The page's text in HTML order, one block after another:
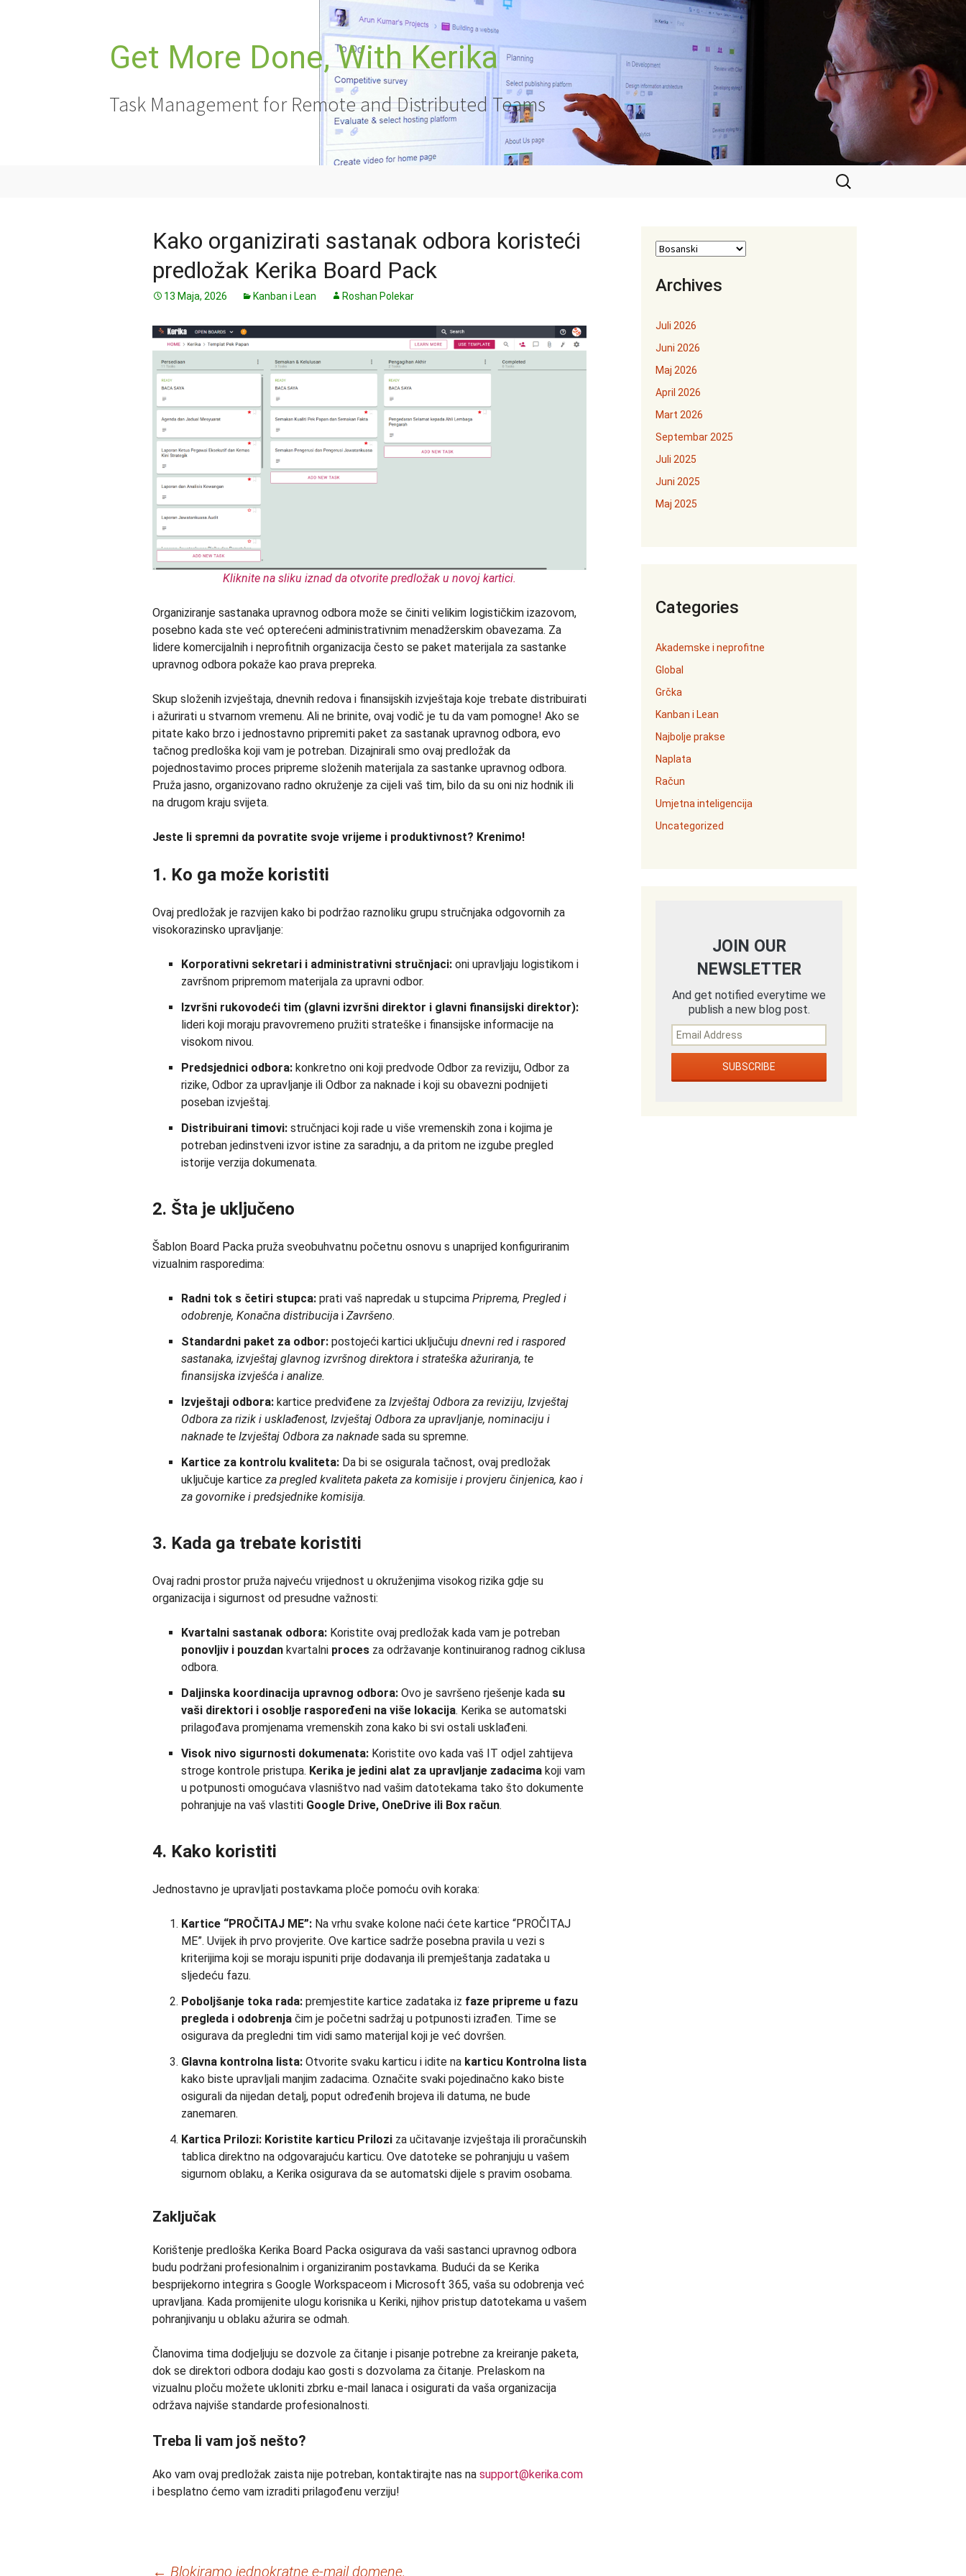
Get More Done, With Kerika
Task Management for Remote and Distributed Teams
Pretraga:
Kako organizirati sastanak odbora koristeći
predložak Kerika Board Pack
13 Maja, 2026 Kanban i Lean Roshan Polekar
Kliknite na sliku iznad da otvorite predložak u novoj kartici.
Organiziranje sastanaka upravnog odbora može se činiti velikim logističkim izazovom,
posebno kada ste već opterećeni administrativnim menadžerskim obavezama. Za
lidere komercijalnih i neprofitnih organizacija često se paket materijala za sastanke
upravnog odbora pokaže kao prava prepreka.
Skup složenih izvještaja, dnevnih redova i finansijskih izvještaja koje trebate distribuirati
i ažurirati u stvarnom vremenu. Ali ne brinite, ovaj vodič je tu da vam pomogne! Ako se
pitate kako brzo i jednostavno pripremiti paket za sastanak upravnog odbora, evo
tačnog predloška koji vam je potreban. Dizajnirali smo ovaj predložak da
pojednostavimo proces pripreme složenih materijala za sastanke upravnog odbora.
Pruža jasno, organizovano radno okruženje za cijeli vaš tim, bilo da su oni niz hodnik ili
na drugom kraju svijeta.
Jeste li spremni da povratite svoje vrijeme i produktivnost? Krenimo!
1. Ko ga može koristiti
Ovaj predložak je razvijen kako bi podržao raznoliku grupu stručnjaka odgovornih za
visokorazinsko upravljanje:
Korporativni sekretari i administrativni stručnjaci: oni upravljaju logistikom i
završnom pripremom materijala za upravni odbor.
Izvršni rukovodeći tim (glavni izvršni direktor i glavni finansijski direktor):
lideri koji moraju pravovremeno pružiti strateške i finansijske informacije na
visokom nivou.
Predsjednici odbora: konkretno oni koji predvode Odbor za reviziju, Odbor za
rizike, Odbor za upravljanje ili Odbor za naknade i koji su obavezni podnijeti
poseban izvještaj.
Distribuirani timovi: stručnjaci koji rade u više vremenskih zona i kojima je
potreban jedinstveni izvor istine za saradnju, a da pritom ne izgube pregled
istorije verzija dokumenata.
2. Šta je uključeno
Šablon Board Packa pruža sveobuhvatnu početnu osnovu s unaprijed konfiguriranim
vizualnim rasporedima:
Radni tok s četiri stupca: prati vaš napredak u stupcima Priprema, Pregled i
odobrenje, Konačna distribucija i Završeno.
Standardni paket za odbor: postojeći kartici uključuju dnevni red i raspored
sastanaka, izvještaj glavnog izvršnog direktora i strateška ažuriranja, te
finansijska izvješća i analize.
Izvještaji odbora: kartice predviđene za Izvještaj Odbora za reviziju, Izvještaj
Odbora za rizik i usklađenost, Izvještaj Odbora za upravljanje, nominaciju i
naknade te Izvještaj Odbora za naknade sada su spremne.
Kartice za kontrolu kvaliteta: Da bi se osigurala tačnost, ovaj predložak
uključuje kartice za pregled kvaliteta paketa za komisije i provjeru činjenica, kao i
za govornike i predsjednike komisija.
3. Kada ga trebate koristiti
Ovaj radni prostor pruža najveću vrijednost u okruženjima visokog rizika gdje su
organizacija i sigurnost od presudne važnosti:
Kvartalni sastanak odbora: Koristite ovaj predložak kada vam je potreban
ponovljiv i pouzdan kvartalni proces za održavanje kontinuiranog radnog ciklusa
odbora.
Daljinska koordinacija upravnog odbora: Ovo je savršeno rješenje kada su
vaši direktori i osoblje raspoređeni na više lokacija. Kerika se automatski
prilagođava promjenama vremenskih zona kako bi svi ostali usklađeni.
Visok nivo sigurnosti dokumenata: Koristite ovo kada vaš IT odjel zahtijeva
stroge kontrole pristupa. Kerika je jedini alat za upravljanje zadacima koji vam
u potpunosti omogućava vlasništvo nad vašim datotekama tako što dokumente
pohranjuje na vaš vlastiti Google Drive, OneDrive ili Box račun.
4. Kako koristiti
Jednostavno je upravljati postavkama ploče pomoću ovih koraka:
Kartice “PROČITAJ ME”: Na vrhu svake kolone naći ćete kartice “PROČITAJ
ME”. Uvijek ih prvo provjerite. Ove kartice sadrže posebna pravila u vezi s
kriterijima koji se moraju ispuniti prije dodavanja ili premještanja zadataka u
sljedeću fazu.
Poboljšanje toka rada: premjestite kartice zadataka iz faze pripreme u fazu
pregleda i odobrenja čim je početni sadržaj u potpunosti izrađen. Time se
osigurava da pregledni tim vidi samo materijal koji je već dovršen.
Glavna kontrolna lista: Otvorite svaku karticu i idite na karticu Kontrolna lista
kako biste upravljali manjim zadacima. Označite svaki pojedinačno kako biste
osigurali da nijedan detalj, poput određenih brojeva ili datuma, ne bude
zanemaren.
Kartica Prilozi: Koristite karticu Prilozi za učitavanje izvještaja ili proračunskih
tablica direktno na odgovarajuću karticu. Ove datoteke se pohranjuju u vašem
sigurnom oblaku, a Kerika osigurava da se automatski dijele s pravim osobama.
Zaključak
Korištenje predloška Kerika Board Packa osigurava da vaši sastanci upravnog odbora
budu podržani profesionalnim i organiziranim postavkama. Budući da se Kerika
besprijekorno integrira s Google Workspaceom i Microsoft 365, vaša su odobrenja već
upravljana. Kada promijenite ulogu korisnika u Keriki, njihov pristup datotekama u vašem
pohranjivanju u oblaku ažurira se odmah.
Članovima tima dodjeljuju se dozvole za čitanje i pisanje potrebne za kreiranje paketa,
dok se direktori odbora dodaju kao gosti s dozvolama za čitanje. Prelaskom na
vizualnu ploču možete ukloniti zbrku e-mail lanaca i osigurati da vaša organizacija
održava najviše standarde profesionalnosti.
Treba li vam još nešto?
Ako vam ovaj predložak zaista nije potreban, kontaktirajte nas na support@kerika.com
i besplatno ćemo vam izraditi prilagođenu verziju!
← Blokiramo jednokratne e-mail domene.
Archives
Juli 2026
Juni 2026
Maj 2026
April 2026
Mart 2026
Septembar 2025
Juli 2025
Juni 2025
Maj 2025
Categories
Akademske i neprofitne
Global
Grčka
Kanban i Lean
Najbolje prakse
Naplata
Račun
Umjetna inteligencija
Uncategorized
JOIN OUR
NEWSLETTER
And get notified everytime we
publish a new blog post.